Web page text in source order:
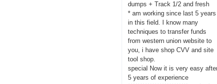
dumps + Track 1/2 and fresh
* am working since last 5 years
in this field. I know many
techniques to transfer funds
from western union website to
you, i have shop CVV and site
tool shop.
special Now it is very easy
5 years of experience